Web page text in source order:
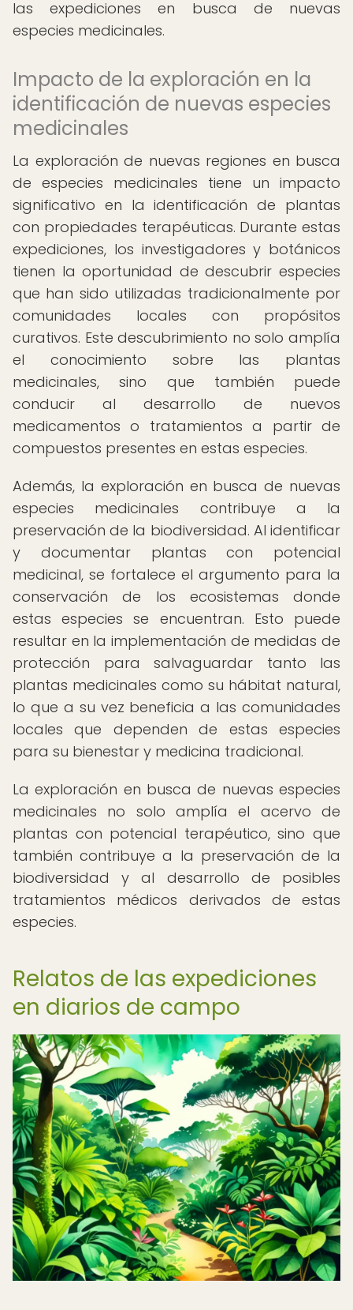
las expediciones en busca de nuevas
especies medicinales.
Impacto de la exploración en la
identificación de nuevas especies
medicinales
La exploración de nuevas regiones en busca
de especies medicinales tiene un impacto
significativo en la identificación de plantas
con propiedades terapéuticas. Durante estas
expediciones, los investigadores y botánicos
tienen la oportunidad de descubrir especies
que han sido utilizadas tradicionalmente por
comunidades locales con propósitos
curativos. Este descubrimiento no solo amplía
el conocimiento sobre las plantas
medicinales, sino que también puede
conducir al desarrollo de nuevos
medicamentos o tratamientos a partir de
compuestos presentes en estas especies.
Además, la exploración en busca de nuevas
especies medicinales contribuye a la
preservación de la biodiversidad. Al identificar
y documentar plantas con potencial
medicinal, se fortalece el argumento para la
conservación de los ecosistemas donde
estas especies se encuentran. Esto puede
resultar en la implementación de medidas de
protección para salvaguardar tanto las
plantas medicinales como su hábitat natural,
lo que a su vez beneficia a las comunidades
locales que dependen de estas especies
para su bienestar y medicina tradicional.
La exploración en busca de nuevas especies
medicinales no solo amplía el acervo de
plantas con potencial terapéutico, sino que
también contribuye a la preservación de la
biodiversidad y al desarrollo de posibles
tratamientos médicos derivados de estas
especies.
Relatos de las expediciones
en diarios de campo